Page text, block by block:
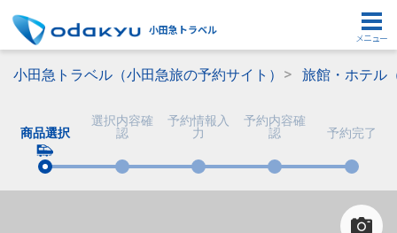
小田急トラベル
メニュー
小田急トラベル（小田急旅の予約サイト） 旅館・ホテル
商品選択
選択内容確
認
予約情報入
力
予約内容確
認
予約完了